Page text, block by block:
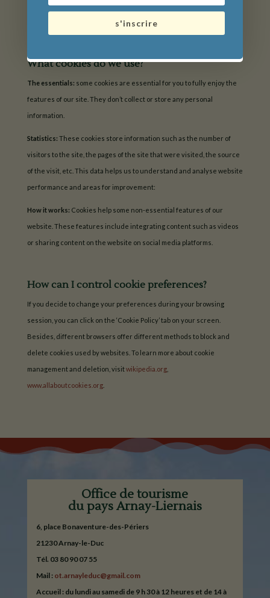
cookies and statistical cookies. These allow us to analyse your use of
the site to improve it if necessary.
What cookies do we use?
The essentials: some cookies are essential for you to fully enjoy the
features of our site. They don’t collect or store any personal
information.
Statistics: These cookies store information such as the number of
visitors to the site, the pages of the site that were visited, the source
of the visit, etc. This data helps us to understand and analyse website
performance and areas for improvement:
How it works: Cookies help some non-essential features of our
website. These features include integrating content such as videos
or sharing content on the website on social media platforms.
How can I control cookie preferences?
If you decide to change your preferences during your browsing
session, you can click on the ‘Cookie Policy’ tab on your screen.
Besides, different browsers offer different methods to block and
delete cookies used by websites. To learn more about cookie
management and deletion, visitwikipedia.org,
www.allaboutcookies.org.
Office de tourisme
du pays Arnay-Liernais
6, place Bonaventure-des-Périers
21230 Arnay-le-Duc
Tél. 03 80 90 07 55
Mail : ot.arnayleduc@gmail.com
Accueil : du lundi au samedi de 9 h 30 à 12 heures et de 14 à
s'inscrire